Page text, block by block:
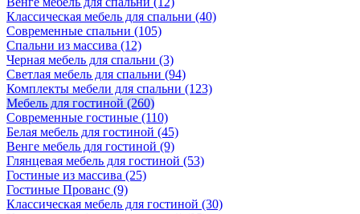
Классическая мебель для спальни (40)
Современные спальни (105)
Спальни из массива (12)
Черная мебель для спальни (3)
Светлая мебель для спальни (94)
Комплекты мебели для спальни (123)
Мебель для гостиной (260)
Современные гостиные (110)
Белая мебель для гостиной (45)
Венге мебель для гостиной (9)
Глянцевая мебель для гостиной (53)
Гостиные из массива (25)
Гостиные Прованс (9)
Классическая мебель для гостиной (30)